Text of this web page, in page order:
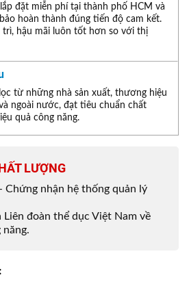
đặt miễn phí tại thành phố HCM và
hoàn thành đúng tiến độ cam kết.
trì, hậu mãi luôn tốt hơn so với thị
từ những nhà sản xuất, thương hiệu
ngoài nước, đạt tiêu chuẩn chất
quả công năng.
LƯỢNG
- Chứng nhận hệ thống quản lý
đoàn thể dục Việt Nam về